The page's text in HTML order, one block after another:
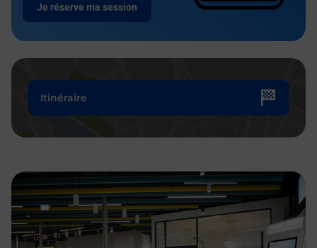
Je réserve ma session
Itinéraire